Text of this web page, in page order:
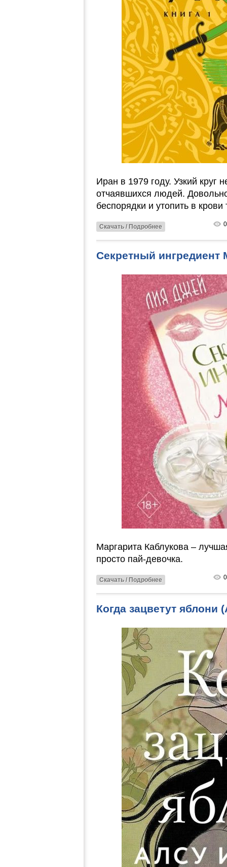
Иран в 1979 году. Узкий круг
отчаявшихся людей.
беспорядки и утопить в
Скачать / Подробнее 0
Секретный ингредиент
Маргарита Каблукова –
просто пай-девочка.
Скачать / Подробнее 0
Когда зацветут яблони